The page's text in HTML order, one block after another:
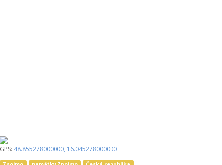
GPS: 48.855278000000, 16.045278000000